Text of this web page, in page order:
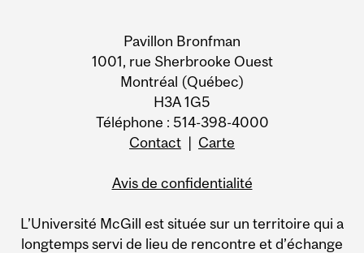
Pavillon Bronfman
1001, rue Sherbrooke Ouest
Montréal (Québec)
H3A 1G5
Téléphone : 514-398-4000
Contact | Carte
Avis de confidentialité
L’Université McGill est située sur un territoire qui a
longtemps servi de lieu de rencontre et d’échange